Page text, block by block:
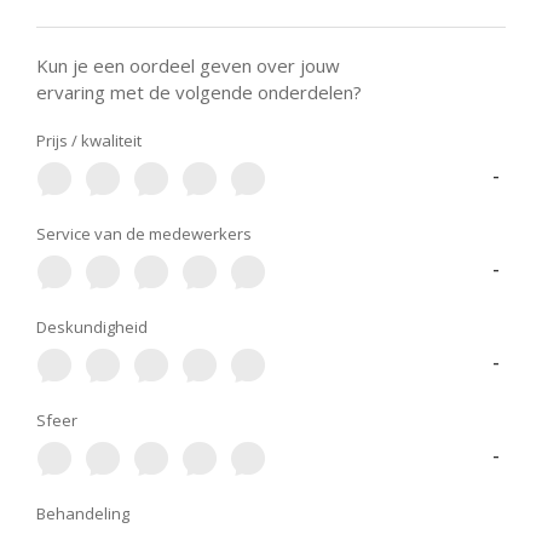
Kun je een oordeel geven over jouw
ervaring met de volgende onderdelen?
Prijs / kwaliteit
-
Service van de medewerkers
-
Deskundigheid
-
Sfeer
-
Behandeling